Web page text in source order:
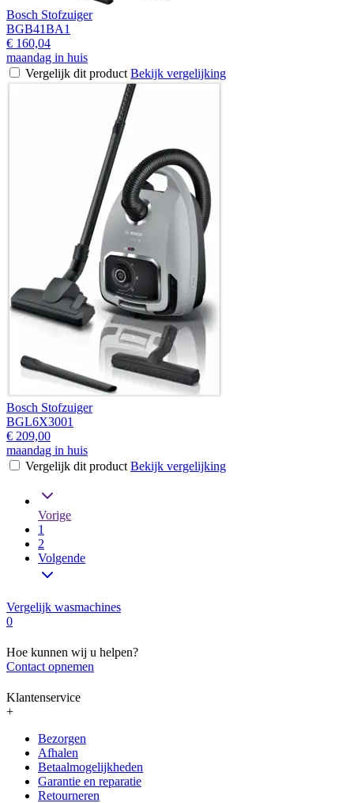
Bosch Stofzuiger
BGB41BA1
€ 160,04
maandag in huis
Vergelijk dit product Bekijk vergelijking
Bosch Stofzuiger
BGL6X3001
€ 209,00
maandag in huis
Vergelijk dit product Bekijk vergelijking
Vorige
1
2
Volgende
Vergelijk wasmachines
0
Hoe kunnen wij u helpen?
Contact opnemen
Klantenservice
+
Bezorgen
Afhalen
Betaalmogelijkheden
Garantie en reparatie
Retourneren